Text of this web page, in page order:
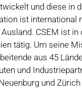
und diese in
ist
CSEM ist
tätig. Um seine
aus 45
und
und